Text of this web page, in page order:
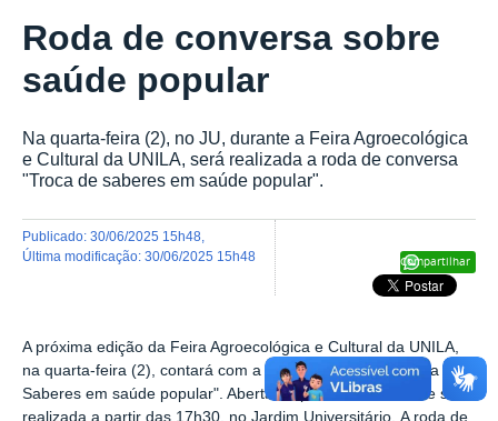
Roda de conversa sobre
saúde popular
Na quarta-feira (2), no JU, durante a Feira Agroecológica
e Cultural da UNILA, será realizada a roda de conversa
"Troca de saberes em saúde popular".
Compartilhar
publicado: 30/06/2025 15h48
última modificação: 30/06/2025 15h48
A próxima edição da Feira Agroecológica e Cultural da UNILA,
na quarta-feira (2), contará com a roda de conversa "Troca de
Saberes em saúde popular". Aberta ao público, a atividade será
realizada a partir das 17h30, no Jardim Universitário. A roda de